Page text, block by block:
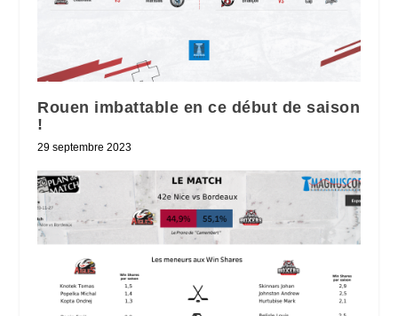
Rouen imbattable en ce début de saison
!
29 septembre 2023